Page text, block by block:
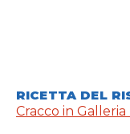
RICETTA DEL
Cracco in Galleria